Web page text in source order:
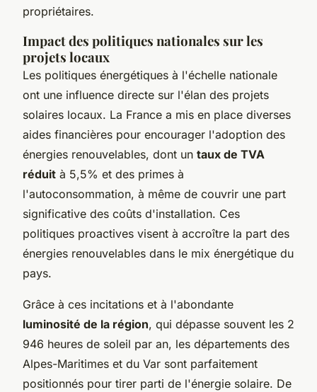
propriétaires.
Impact des politiques nationales sur les
projets locaux
Les politiques énergétiques à l'échelle nationale
ont une influence directe sur l'élan des projets
solaires locaux. La France a mis en place diverses
aides financières pour encourager l'adoption des
énergies renouvelables, dont un taux de TVA
réduit à 5,5% et des primes à
l'autoconsommation, à même de couvrir une part
significative des coûts d'installation. Ces
politiques proactives visent à accroître la part des
énergies renouvelables dans le mix énergétique du
pays.
Grâce à ces incitations et à l'abondante
luminosité de la région, qui dépasse souvent les 2
946 heures de soleil par an, les départements des
Alpes-Maritimes et du Var sont parfaitement
positionnés pour tirer parti de l'énergie solaire. De